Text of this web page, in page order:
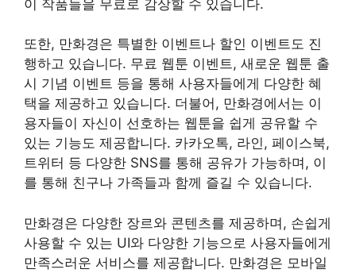
이 작품들을 무료로 감상할 수 있습니다.
또한, 만화경은 특별한 이벤트나 할인 이벤트도 진
행하고 있습니다. 무료 웹툰 이벤트, 새로운 웹툰 출
시 기념 이벤트 등을 통해 사용자들에게 다양한 혜
택을 제공하고 있습니다. 더불어, 만화경에서는 이
용자들이 자신이 선호하는 웹툰을 쉽게 공유할 수
있는 기능도 제공합니다. 카카오톡, 라인, 페이스북,
트위터 등 다양한 SNS를 통해 공유가 가능하며, 이
를 통해 친구나 가족들과 함께 즐길 수 있습니다.
만화경은 다양한 장르와 콘텐츠를 제공하며, 손쉽게
사용할 수 있는 UI와 다양한 기능으로 사용자들에게
만족스러운 서비스를 제공합니다. 만화경은 모바일